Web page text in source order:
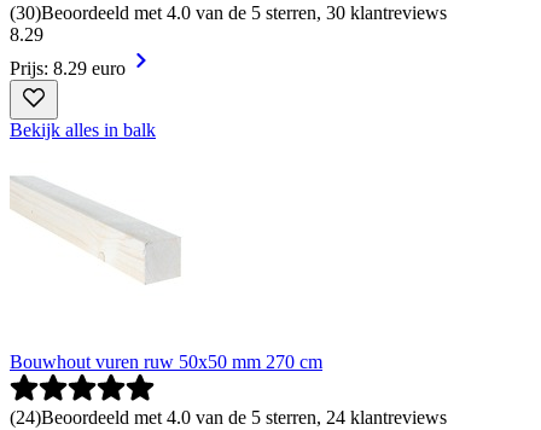
(30)Beoordeeld met 4.0 van de 5 sterren, 30 klantreviews
8.29
Prijs: 8.29 euro
Bekijk alles in balk
Bouwhout vuren ruw 50x50 mm 270 cm
(24)Beoordeeld met 4.0 van de 5 sterren, 24 klantreviews